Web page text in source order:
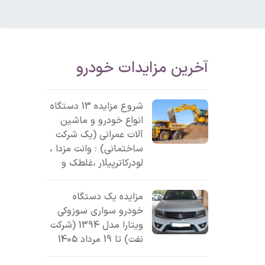
آخرین مزایدات خودرو
شروع مزایده 13 دستگاه
انواع خودرو و ماشین
آلات عمرانی (یک شرکت
ساختمانی) : وانت مزدا ،
لودرکاترپیلار ،غلطک و
مزایده یک دستگاه
خودرو سواری سوزوکی
ویتارا مدل 1394 (شرکت
نفت) تا 19 مرداد 1405